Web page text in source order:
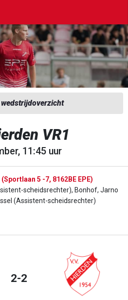
wedstrijdoverzicht
VR1
11:45 uur
(Sportlaan 5 -7, 8162BE EPE)
scheidsrechter), Bonhof, Jarno
(Assistent-scheidsrechter)
2-2